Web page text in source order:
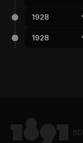
1928
1928
BD